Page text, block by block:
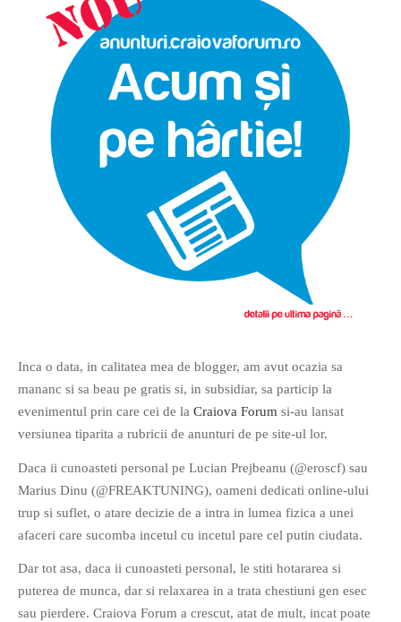
O poveste in care sexul se
confunda cu dragostea,
cinismul cu idealismul si
poezia cu umorul.
DESCARCĂ!
If you like movies, words and
mind games, then this is the
book for you. Take the
challenge of creating your
famous movies by using the
very letters of their titles!
Inca o data, in calitatea mea de blogger, am avut ocazia sa
mananc si sa beau pe gratis si, in subsidiar, sa particip la
evenimentul prin care cei de la Craiova Forum si-au lansat
versiunea tiparita a rubricii de anunturi de pe site-ul lor.
Daca ii cunoasteti personal pe Lucian Prejbeanu (@eroscf) sau
Marius Dinu (@FREAKTUNING), oameni dedicati online-ului
trup si suflet, o atare decizie de a intra in lumea fizica a unei
afaceri care sucomba incetul cu incetul pare cel putin ciudata.
Dar tot asa, daca ii cunoasteti personal, le stiti hotararea si
puterea de munca, dar si relaxarea in a trata chestiuni gen esec
sau pierdere. Craiova Forum a crescut, atat de mult, incat poate